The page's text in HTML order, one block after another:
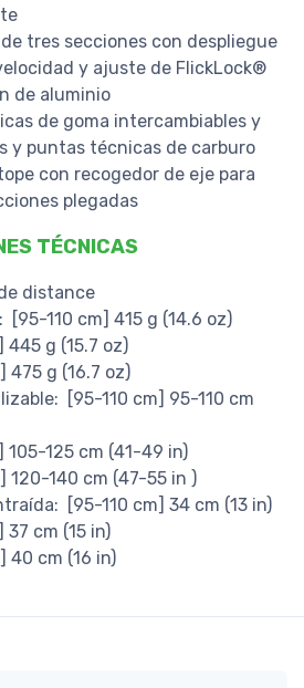
tres secciones con despliegue
y ajuste de FlickLock®
de aluminio
de goma intercambiables y
y puntas técnicas de carburo
con recogedor de eje para
plegadas
TÉCNICAS
distance
[95-110 cm] 415 g (14.6 oz)
445 g (15.7 oz)
475 g (16.7 oz)
[95-110 cm] 95-110 cm
105-125 cm (41-49 in)
120-140 cm (47-55 in )
[95-110 cm] 34 cm (13 in)
37 cm (15 in)
40 cm (16 in)